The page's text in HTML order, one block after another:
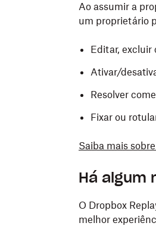
Ao assumir a
um proprietário
Editar, excluir
Ativar/
Resolver
Fixar ou
Saiba mais
Há algum
O Dropbox
melhor